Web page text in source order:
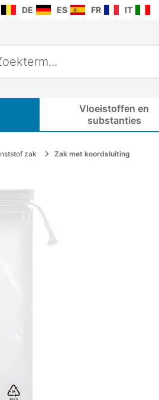
DE ES FR IT
Vloeistoffen en
substanties
zak Zak met koordsluiting